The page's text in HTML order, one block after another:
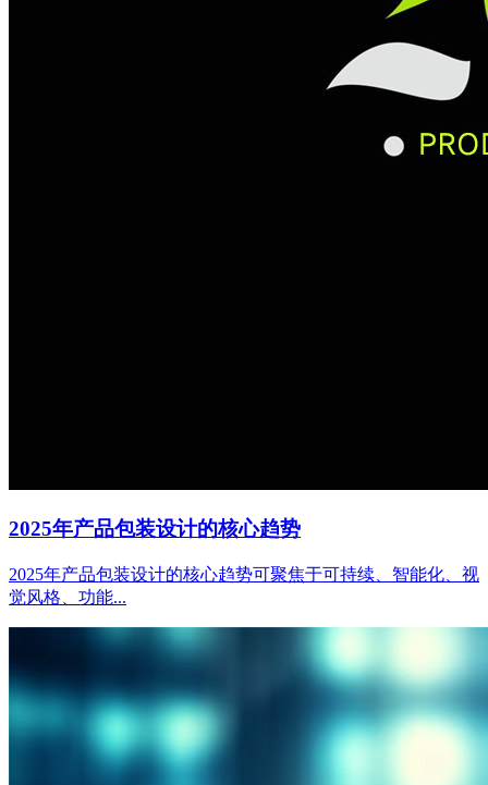
2025年产品包装设计的核心趋势
2025年产品包装设计的核心趋势可聚焦于可持续、智能化、视
觉风格、功能...